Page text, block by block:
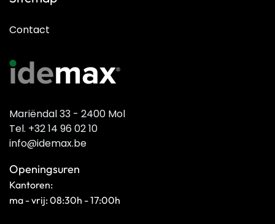
Contact
Mariëndal 33 - 2400 Mol
Tel. +32 14 96 02 10
info@idemax.be
Openingsuren
Kantoren:
ma - vrij: 08:30h - 17:00h